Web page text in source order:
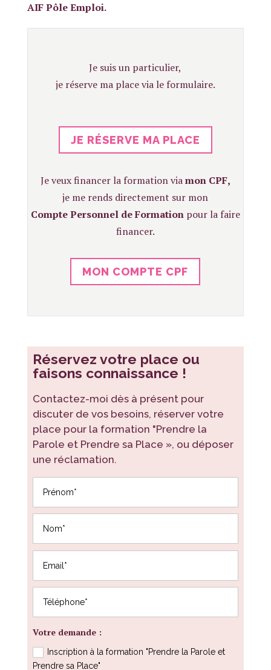
AIF Pôle Emploi.
Je suis un particulier,
je réserve ma place via le formulaire.
JE RÉSERVE MA PLACE
Je veux financer la formation viamon CPF,
je me rends directement sur mon
Compte Personnel de Formationpour la faire
financer.
MON COMPTE CPF
Réservez votre place ou
faisons connaissance !
Contactez-moi dès à présent pour
discuter de vos besoins, réserver votre
place pour la formation "Prendre la
Parole et Prendre sa Place », ou déposer
une réclamation.
Votre demande :
Inscription à la formation "Prendre la Parole et
Prendre sa Place"